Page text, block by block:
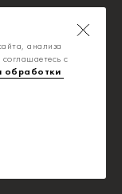
анализа
с
обработки